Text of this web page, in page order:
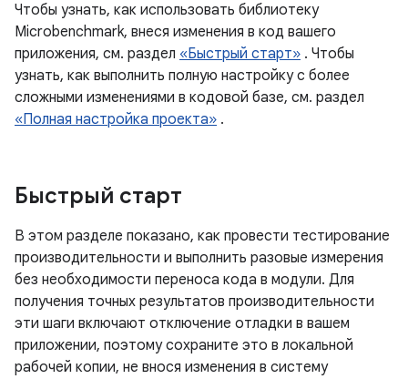
Чтобы узнать, как использовать библиотеку
Microbenchmark, внеся изменения в код вашего
приложения, см. раздел «Быстрый старт» . Чтобы
узнать, как выполнить полную настройку с более
сложными изменениями в кодовой базе, см. раздел
«Полная настройка проекта» .
Быстрый старт
В этом разделе показано, как провести тестирование
производительности и выполнить разовые измерения
без необходимости переноса кода в модули. Для
получения точных результатов производительности
эти шаги включают отключение отладки в вашем
приложении, поэтому сохраните это в локальной
рабочей копии, не внося изменения в систему